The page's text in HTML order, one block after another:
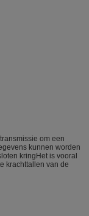
om een
kunnen worden
kringHet is vooral
krachttallen van de